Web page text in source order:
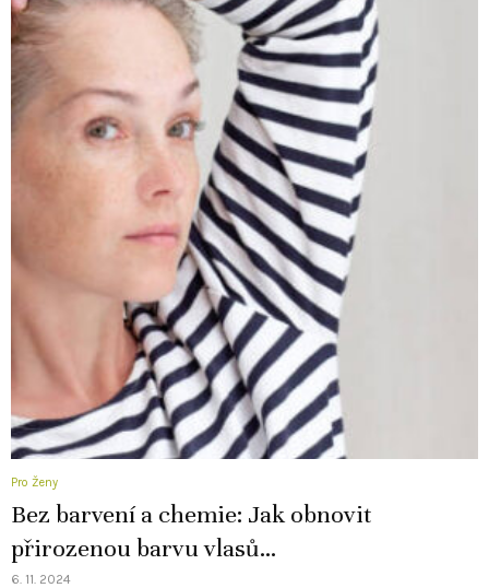
Pro Ženy
Bez barvení a chemie: Jak obnovit
přirozenou barvu vlasů...
6. 11. 2024